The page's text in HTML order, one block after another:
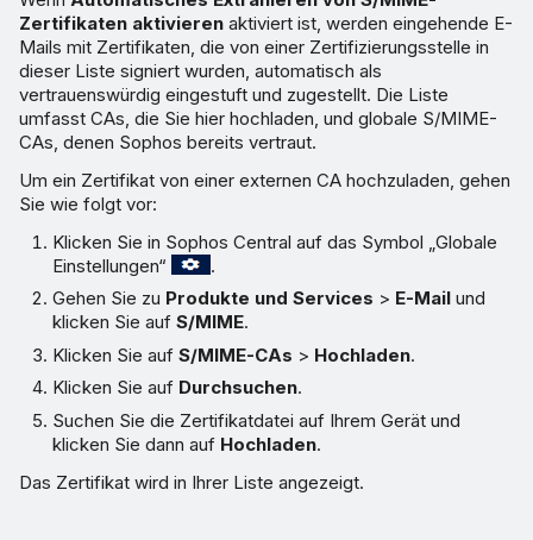
Zertifikaten aktivieren aktiviert ist, werden eingehende E-
Mails mit Zertifikaten, die von einer Zertifizierungsstelle in
dieser Liste signiert wurden, automatisch als
vertrauenswürdig eingestuft und zugestellt. Die Liste
umfasst CAs, die Sie hier hochladen, und globale S/MIME-
CAs, denen Sophos bereits vertraut.
Um ein Zertifikat von einer externen CA hochzuladen, gehen
Sie wie folgt vor:
Klicken Sie in Sophos Central auf das Symbol „Globale
Einstellungen“
.
Gehen Sie zu Produkte und Services > E-Mail und
klicken Sie aufS/MIME.
Klicken Sie aufS/MIME-CAs > Hochladen.
Klicken Sie auf Durchsuchen.
Suchen Sie die Zertifikatdatei auf Ihrem Gerät und
klicken Sie dann auf Hochladen.
Das Zertifikat wird in Ihrer Liste angezeigt.